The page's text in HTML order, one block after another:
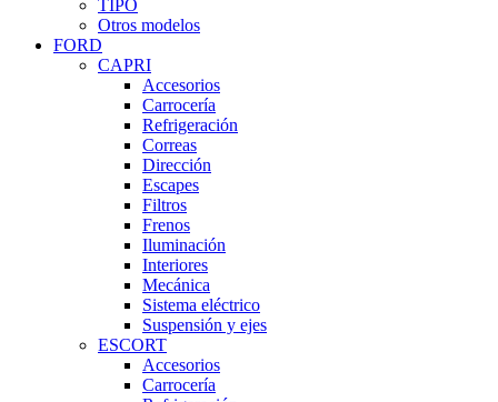
TIPO
Otros modelos
FORD
CAPRI
Accesorios
Carrocería
Refrigeración
Correas
Dirección
Escapes
Filtros
Frenos
Iluminación
Interiores
Mecánica
Sistema eléctrico
Suspensión y ejes
ESCORT
Accesorios
Carrocería